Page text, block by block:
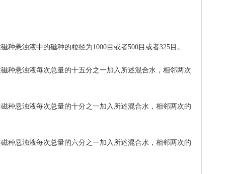
悬浊液中的磁种的粒径为1000目或者500目或者325目。
悬浊液每次总量的十五分之一加入所述混合水，相邻两次
悬浊液每次总量的十分之一加入所述混合水，相邻两次的
悬浊液每次总量的六分之一加入所述混合水，相邻两次的